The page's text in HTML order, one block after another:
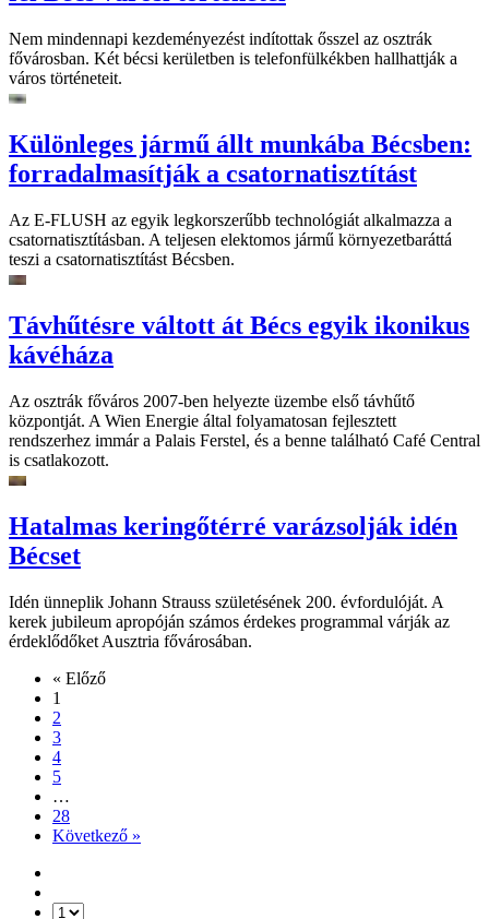
Nem mindennapi kezdeményezést indítottak ősszel az osztrák
fővárosban. Két bécsi kerületben is telefonfülkékben hallhattják a
város történeteit.
Különleges jármű állt munkába Bécsben:
forradalmasítják a csatornatisztítást
Az E-FLUSH az egyik legkorszerűbb technológiát alkalmazza a
csatornatisztításban. A teljesen elektomos jármű környezetbaráttá
teszi a csatornatisztítást Bécsben.
Távhűtésre váltott át Bécs egyik ikonikus
kávéháza
Az osztrák főváros 2007-ben helyezte üzembe első távhűtő
központját. A Wien Energie által folyamatosan fejlesztett
rendszerhez immár a Palais Ferstel, és a benne található Café Central
is csatlakozott.
Hatalmas keringőtérré varázsolják idén
Bécset
Idén ünneplik Johann Strauss születésének 200. évfordulóját. A
kerek jubileum apropóján számos érdekes programmal várják az
érdeklődőket Ausztria fővárosában.
« Előző
1
2
3
4
5
…
28
Következő »